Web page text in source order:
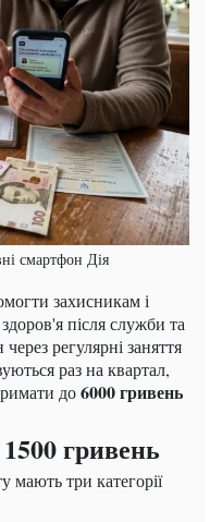
смартфон Дія
захисникам і
після служби та
регулярні заняття
раз на квартал,
до6000 гривень
гривень
мають три категорії